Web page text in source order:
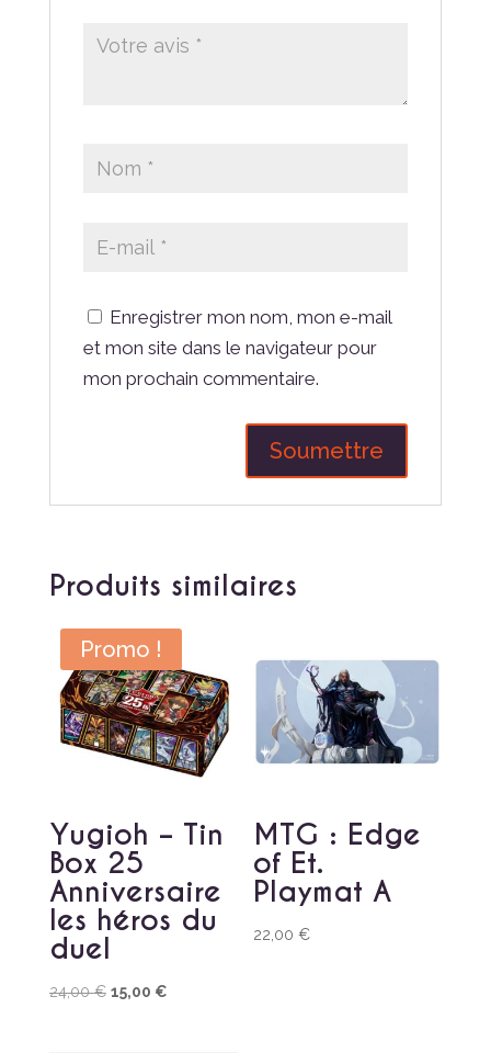
Enregistrer mon nom, mon e-mail
et mon site dans le navigateur pour
mon prochain commentaire.
Produits similaires
Promo !
Yugioh – Tin
Box 25
Anniversaire
les héros du
duel
24,00€ Le
15,00 €Le
MTG : Edge
of Et.
Playmat A
22,00€